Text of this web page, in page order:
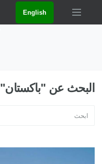
English
البحث عن "باكستان"